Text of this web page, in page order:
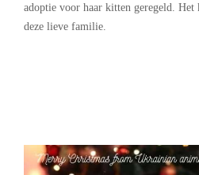
adoptie voor haar kitten geregeld. Het
deze lieve familie.